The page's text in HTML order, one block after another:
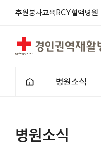
후원봉사교육 RCY혈액병원
경인권역재활병원
홈으로
병원소식
병원소식